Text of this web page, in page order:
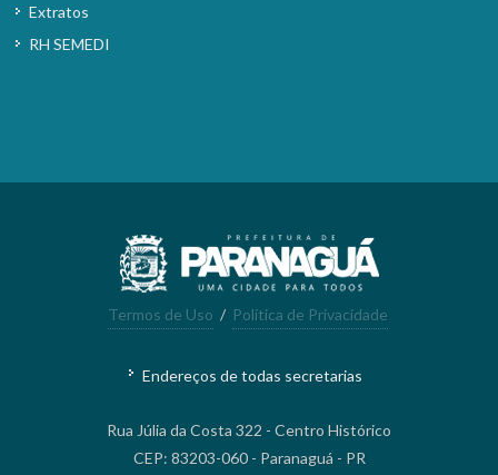
Extratos
RH SEMEDI
Termos de Uso / Política de Privacidade
Endereços de todas secretarias
Rua Júlia da Costa 322 - Centro Histórico
CEP: 83203-060 - Paranaguá - PR